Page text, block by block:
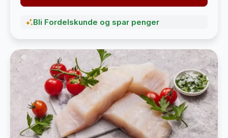
Bli Fordelskunde og spar penger